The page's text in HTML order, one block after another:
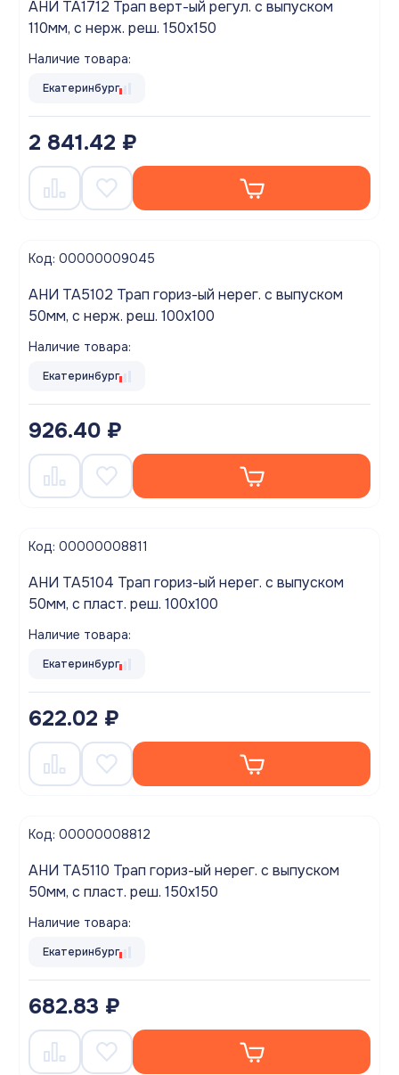
АНИ TA1712 Трап верт-ый регул. с выпуском
110мм, с нерж. реш. 150х150
Наличие товара:
Екатеринбург
2 841.42 ₽
Код: 00000009045
АНИ TA5102 Трап гориз-ый нерег. с выпуском
50мм, с нерж. реш. 100х100
Наличие товара:
Екатеринбург
926.40 ₽
Код: 00000008811
АНИ TA5104 Трап гориз-ый нерег. с выпуском
50мм, с пласт. реш. 100х100
Наличие товара:
Екатеринбург
622.02 ₽
Код: 00000008812
АНИ TA5110 Трап гориз-ый нерег. с выпуском
50мм, с пласт. реш. 150х150
Наличие товара:
Екатеринбург
682.83 ₽